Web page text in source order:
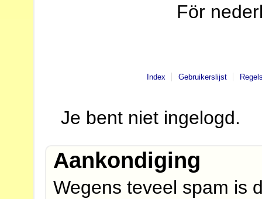
För
Index Gebruikerslijst
Je bent niet ingelogd.
Aankondiging
Wegens teveel spam is